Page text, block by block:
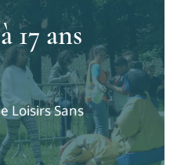
17 ans
Loisirs Sans